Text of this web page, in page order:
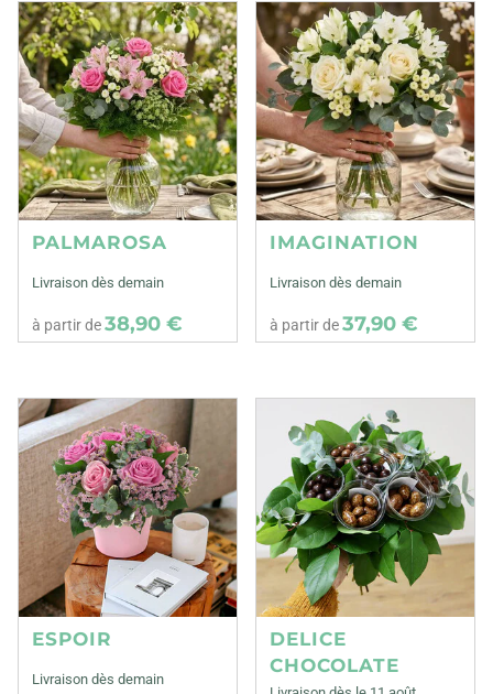
PALMAROSA
Livraison dès demain
à partir de38,90 €
IMAGINATION
Livraison dès demain
à partir de37,90 €
ESPOIR
Livraison dès demain
DELICE
CHOCOLATE